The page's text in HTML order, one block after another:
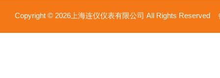
Copyright © 2026上海连仪仪表有限公司 All Rights Reserved